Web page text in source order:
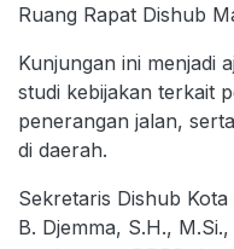
Ruang Rapat Dishub
Kunjungan ini menjadi
studi kebijakan terkait
penerangan jalan,
di daerah.
Sekretaris Dishub
B. Djemma, S.H.,